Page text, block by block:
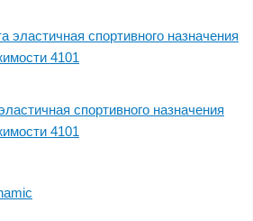
спортивного назначения
4101